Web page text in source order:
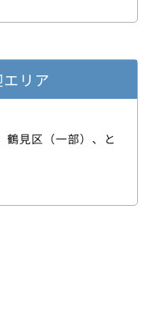
リア
鶴見区（一部）、と